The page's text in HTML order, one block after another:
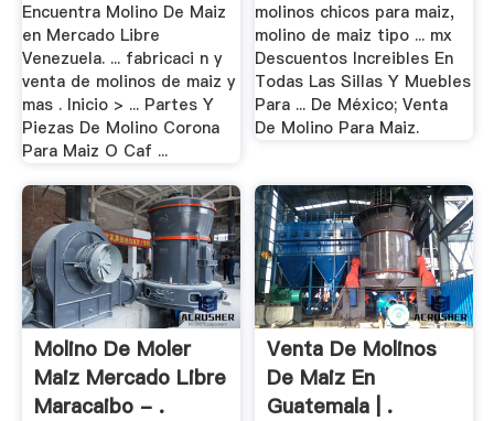
Encuentra Molino De Maiz
en Mercado Libre
Venezuela. ... fabricaci n y
venta de molinos de maiz y
mas . Inicio > ... Partes Y
Piezas De Molino Corona
Para Maiz O Caf ...
molinos chicos para maiz,
molino de maiz tipo ... mx
Descuentos Increibles En
Todas Las Sillas Y Muebles
Para ... De México; Venta
De Molino Para Maiz.
Molino De Moler
Maiz Mercado Libre
Maracaibo - .
Venta De Molinos
De Maiz En
Guatemala | .